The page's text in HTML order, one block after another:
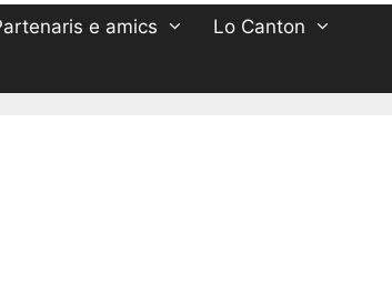
e amics
Lo Canton